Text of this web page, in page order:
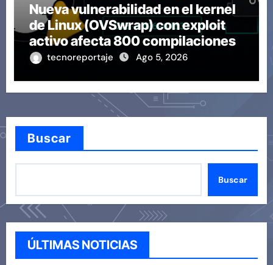
Nueva vulnerabilidad en el kernel
de Linux (OVSwrap) con exploit
activo afecta 800 compilaciones
tecnoreportaje Ago 5, 2026
Buscar
Buscar
ÚLTIMAS NOTICIAS